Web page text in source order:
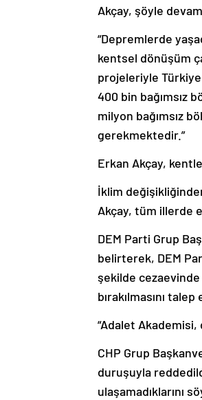
Akçay, şöyle
“Depremlerde
kentsel dönüşüm
projeleriyle Türkiye
400 bin bağımsız
milyon bağımsız
gerekmektedir.”
Erkan Akçay,
İklim
Akçay, tüm illerde
DEM Parti Grup
belirterek, DEM
şekilde cezaevinde
bırakılmasını talep
“Adalet Akademisi,
CHP Grup
duruşuyla
ulaşamadıklarını